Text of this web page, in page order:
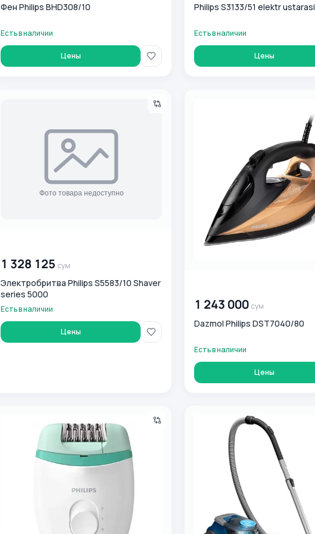
Фен Philips BHD308/10
Есть в наличии
Цены
Philips S3133/51 elektr ustarasi
Есть в наличии
Цены
1 328 125 сум
Электробритва Philips S5583/10 Shaver
series 5000
Есть в наличии
Цены
1 243 000 сум
Dazmol Philips DST7040/80
Есть в наличии
Цены
Пылесос Philips XB 2022/01